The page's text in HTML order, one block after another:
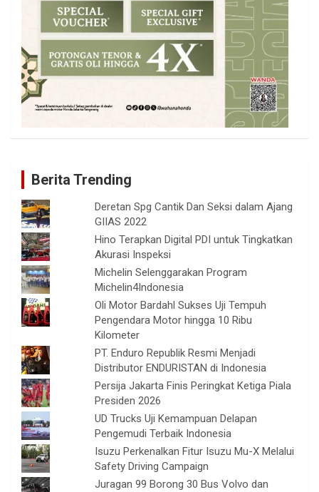
Berita Trending
Deretan Spg Cantik Dan Seksi dalam Ajang
GIIAS 2022
Hino Terapkan Digital PDI untuk Tingkatkan
Akurasi Inspeksi
Michelin Selenggarakan Program
Michelin4Indonesia
Oli Motor Bardahl Sukses Uji Tempuh
Pengendara Motor hingga 10 Ribu
Kilometer
PT. Enduro Republik Resmi Menjadi
Distributor ENDURISTAN di Indonesia
Persija Jakarta Finis Peringkat Ketiga Piala
Presiden 2026
UD Trucks Uji Kemampuan Delapan
Pengemudi Terbaik Indonesia
Isuzu Perkenalkan Fitur Isuzu Mu-X Melalui
Safety Driving Campaign
Juragan 99 Borong 30 Bus Volvo dan